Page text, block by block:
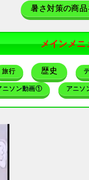
暑さ対策の商品
メインメニ
旅行 歴史
ニソン動画① アニ